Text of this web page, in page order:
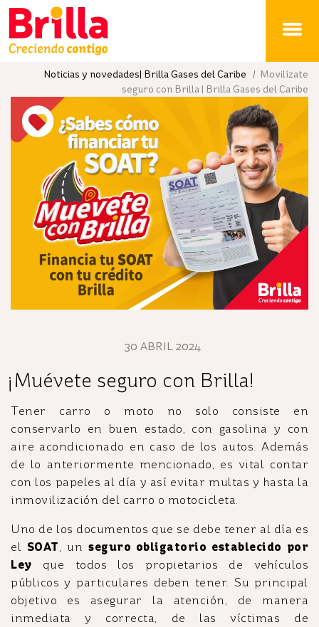
Noticias y novedades| Brilla Gases del Caribe / Movilízate
seguro con Brilla | Brilla Gases del Caribe
30 ABRIL 2024
¡Muévete seguro con Brilla!
Tener carro o moto no solo consiste en
conservarlo en buen estado, con gasolina y con
aire acondicionado en caso de los autos. Además
de lo anteriormente mencionado, es vital contar
con los papeles al día y así evitar multas y hasta la
inmovilización del carro o motocicleta.
Uno de los documentos que se debe tener al día es
el SOAT , unseguro obligatorio establecido por
Ley que todos los propietarios de vehículos
públicos y particulares deben tener. Su principal
objetivo es asegurar la atención, de manera
inmediata y correcta, de las víctimas de